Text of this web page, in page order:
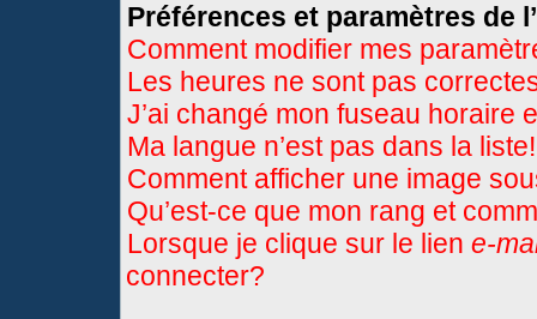
Préférences et paramètres de
Comment modifier mes
Les heures ne sont pas
J’ai changé mon fuseau horaire
Ma langue n’est pas dans la liste!
Comment afficher une image
Qu’est-ce que mon rang et
Lorsque je clique sur le lien e-
connecter?